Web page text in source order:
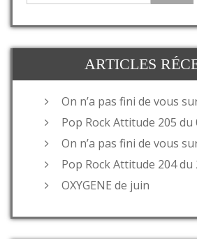
ARTICLES
On n’a pas fini de vous
Pop Rock Attitude 205 du
On n’a pas fini de vous
Pop Rock Attitude 204 du
OXYGENE de juin